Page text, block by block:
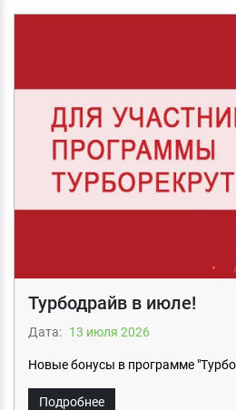
Турбодрайв в июле!
Дата: 13 июля 2026
Новые бонусы в программе
Подробнее